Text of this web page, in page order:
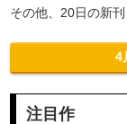
その他、20日の新
4
注目作